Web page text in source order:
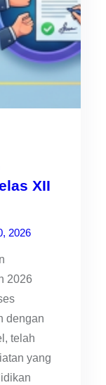
XII
2026
2026
dengan
telah
yang